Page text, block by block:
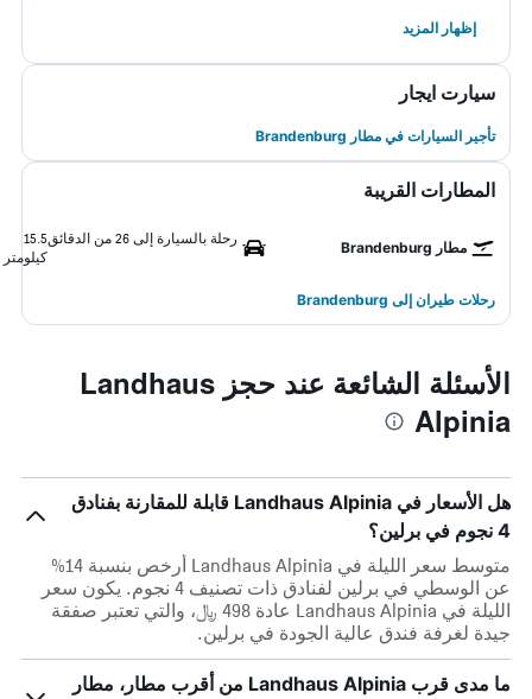
إظهار المزيد
سيارت ايجار
تأجير السيارات في مطار Brandenburg
المطارات القريبة
مطار Brandenburg
رحلة بالسيارة إلى 26 من الدقائق
15.5
كيلومتر
رحلات طيران إلى Brandenburg
الأسئلة الشائعة عند حجز Landhaus
Alpinia
هل الأسعار في Landhaus Alpinia قابلة للمقارنة بفنادق
4 نجوم في برلين؟
متوسط سعر الليلة في Landhaus Alpinia أرخص بنسبة 14%
عن الوسطي في برلين لفنادق ذات تصنيف 4 نجوم. يكون سعر
الليلة في Landhaus Alpinia عادة 498 ﷼، والتي تعتبر صفقة
جيدة لغرفة فندق عالية الجودة في برلين.
ما مدى قرب Landhaus Alpinia من أقرب مطار، مطار